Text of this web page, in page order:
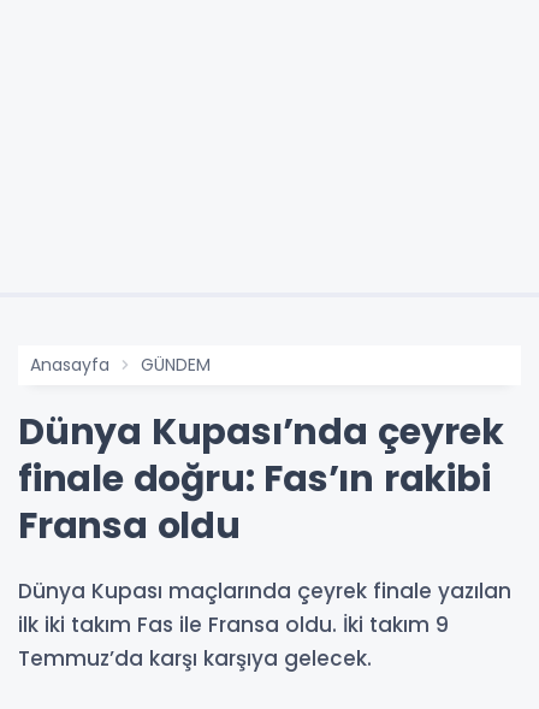
Anasayfa GÜNDEM
Dünya Kupası’nda çeyrek
finale doğru: Fas’ın rakibi
Fransa oldu
Dünya Kupası maçlarında çeyrek finale yazılan
ilk iki takım Fas ile Fransa oldu. İki takım 9
Temmuz’da karşı karşıya gelecek.